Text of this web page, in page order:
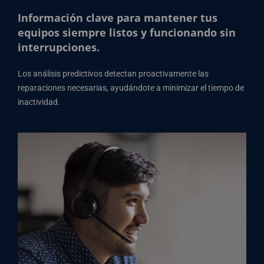
Información clave para mantener tus
equipos siempre listos y funcionando sin
interrupciones.
Los análisis predictivos detectan proactivamente las
reparaciones necesarias, ayudándote a minimizar el tiempo de
inactividad.